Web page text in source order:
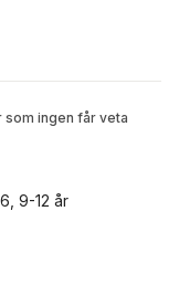
ingen får veta
9-12 år